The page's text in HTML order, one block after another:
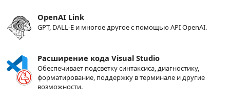
OpenAI Link
GPT, DALL-E и многое другое с помощью API OpenAI.
Расширение кода Visual Studio
Обеспечивает подсветку синтаксиса, диагностику,
форматирование, поддержку в терминале и другие
возможности.